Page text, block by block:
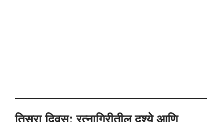
तिसरा दिवस: रत्नागिरीतील दृश्ये आणि